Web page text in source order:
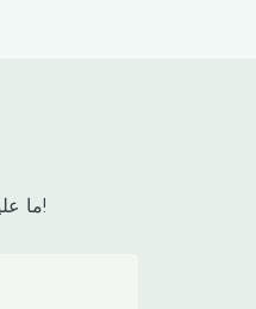
ما عليك سوى ترك بريدك الإلكتروني أو رقم هاتفك في نموذج الاتصال حتى نتمكن من إرسال عرض أسعار مجاني لك لمجموعة واسعة من التصاميم لدينا!